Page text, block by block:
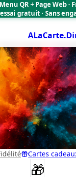
Menu QR + Page Web ·
gratuit · Sans
Cartes
🎁